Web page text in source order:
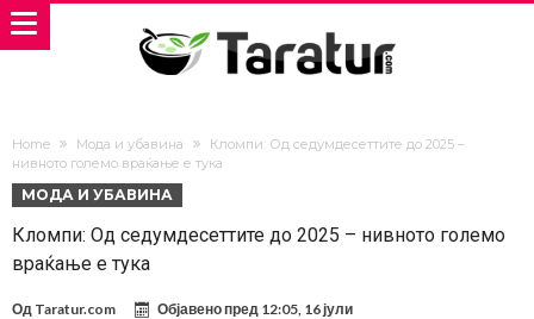
Home Мода и убавина
Кломпи: Од седумдесеттите до 2025 –
нивното големо враќање е тука
МОДА И УБАВИНА
Кломпи: Од седумдесеттите до 2025 – нивното големо
враќање е тука
Од Taratur.com Објавено пред 12:05, 16 јули